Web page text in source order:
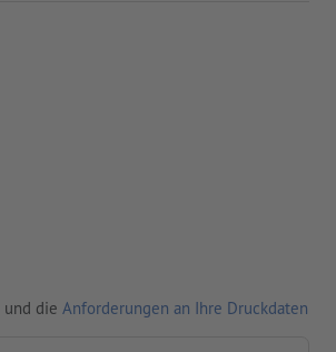
und die Anforderungen an Ihre Druckdaten